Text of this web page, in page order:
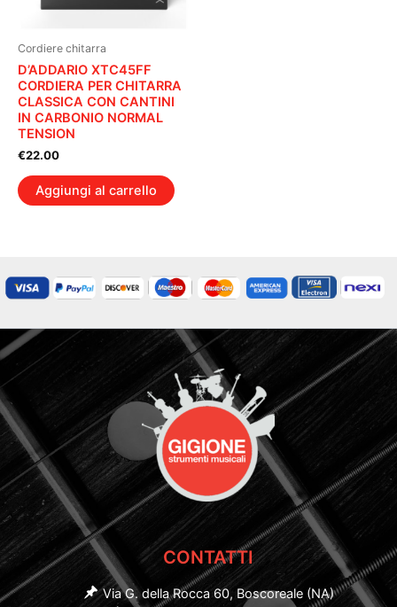
Cordiere chitarra
D’ADDARIO XTC45FF
CORDIERA PER CHITARRA
CLASSICA CON CANTINI
IN CARBONIO NORMAL
TENSION
€22.00
Aggiungi al carrello
CONTATTI
Via G. della Rocca 60, Boscoreale (NA)